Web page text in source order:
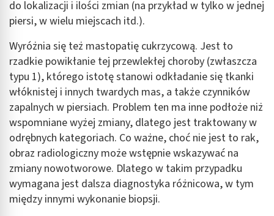
do lokalizacji i ilości zmian (na przykład w tylko w jednej
piersi, w wielu miejscach itd.).
Wyróżnia się też mastopatię cukrzycową. Jest to
rzadkie powikłanie tej przewlekłej choroby (zwłaszcza
typu 1), którego istotę stanowi odkładanie się tkanki
włóknistej i innych twardych mas, a także czynników
zapalnych w piersiach. Problem ten ma inne podłoże niż
wspomniane wyżej zmiany, dlatego jest traktowany w
odrębnych kategoriach. Co ważne, choć nie jest to rak,
obraz radiologiczny może wstępnie wskazywać na
zmiany nowotworowe. Dlatego w takim przypadku
wymagana jest dalsza diagnostyka różnicowa, w tym
między innymi wykonanie biopsji.